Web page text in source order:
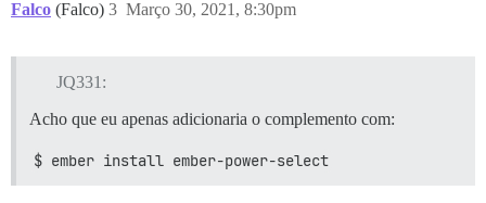
Falco (Falco) Março 30, 2021, 8:30pm
3
JQ331:
Acho que eu apenas adicionaria o complemento com:
$ ember install ember-power-select